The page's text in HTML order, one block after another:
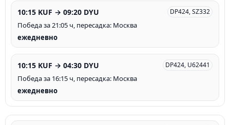
10:15 KUF → 09:20 DYU DP424, SZ332
Победа за 21:05 ч, пересадка: Москва
ежедневно
10:15 KUF → 04:30 DYU DP424, U62441
Победа за 16:15 ч, пересадка: Москва
ежедневно